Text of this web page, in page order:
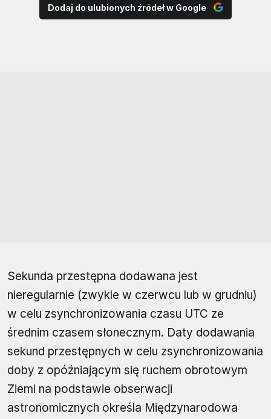
Dodaj do ulubionych źródeł w Google
Sekunda przestępna dodawana jest
nieregularnie (zwykle w czerwcu lub w grudniu)
w celu zsynchronizowania czasu UTC ze
średnim czasem słonecznym. Daty dodawania
sekund przestępnych w celu zsynchronizowania
doby z opóźniającym się ruchem obrotowym
Ziemi na podstawie obserwacji
astronomicznych określa Międzynarodowa